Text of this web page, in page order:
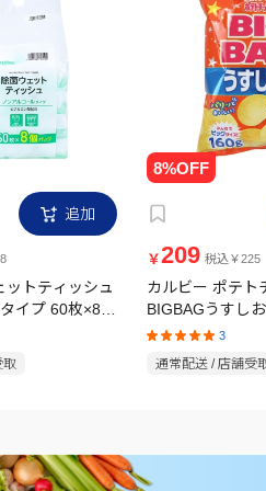
追加
トティッシュ
イプ 60枚×8個
取
￥209 税込￥225
カルビー ポテト
BIGBAGうすし
3
通常配送 / 店舗受